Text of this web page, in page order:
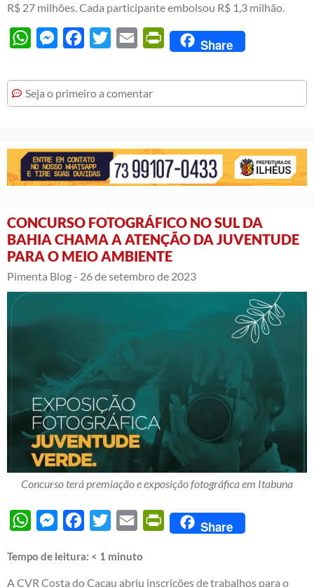
R$ 27 milhões. Cada participante embolsou R$ 1,3 milhão.
WhatsAppMessengerFacebook
Twitter Email PrintFriendly
Share
Seja o primeiro a comentar
CONCURSO FOTOGRÁFICO NO SUL DA
BAHIA CHAMA A ATENÇÃO DA JUVENTUDE
PARA O MEIO AMBIENTE
Pimenta Blog - 26 de setembro de 2023
Concurso terá premiação e exposição fotográfica em Itabuna
WhatsAppMessengerFacebook
Twitter Email PrintFriendly
Share
Tempo de leitura: < 1 minuto
A CVR Costa do Cacau abriu inscrições de trabalhos para o